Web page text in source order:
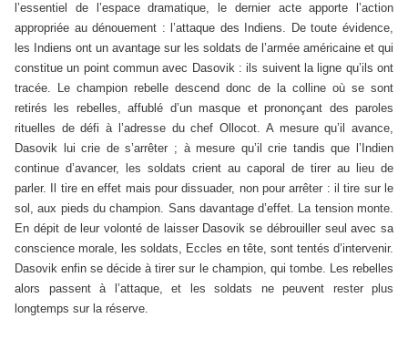
l’essentiel de l’espace dramatique, le dernier acte apporte l’action
appropriée au dénouement : l’attaque des Indiens. De toute évidence,
les Indiens ont un avantage sur les soldats de l’armée américaine et qui
constitue un point commun avec Dasovik : ils suivent la ligne qu’ils ont
tracée. Le champion rebelle descend donc de la colline où se sont
retirés les rebelles, affublé d’un masque et prononçant des paroles
rituelles de défi à l’adresse du chef Ollocot. A mesure qu’il avance,
Dasovik lui crie de s’arrêter ; à mesure qu’il crie tandis que l’Indien
continue d’avancer, les soldats crient au caporal de tirer au lieu de
parler. Il tire en effet mais pour dissuader, non pour arrêter : il tire sur le
sol, aux pieds du champion. Sans davantage d’effet. La tension monte.
En dépit de leur volonté de laisser Dasovik se débrouiller seul avec sa
conscience morale, les soldats, Eccles en tête, sont tentés d’intervenir.
Dasovik enfin se décide à tirer sur le champion, qui tombe. Les rebelles
alors passent à l’attaque, et les soldats ne peuvent rester plus
longtemps sur la réserve.